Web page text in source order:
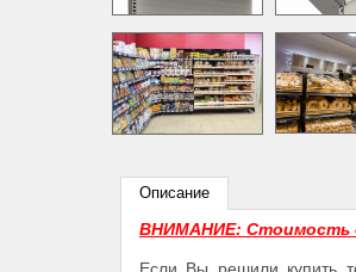
Описание
ВНИМАНИЕ: Стоимость